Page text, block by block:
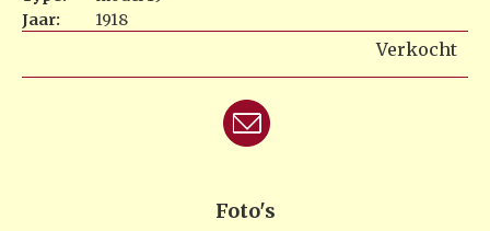
Jaar:
1918
Verkocht
Foto's